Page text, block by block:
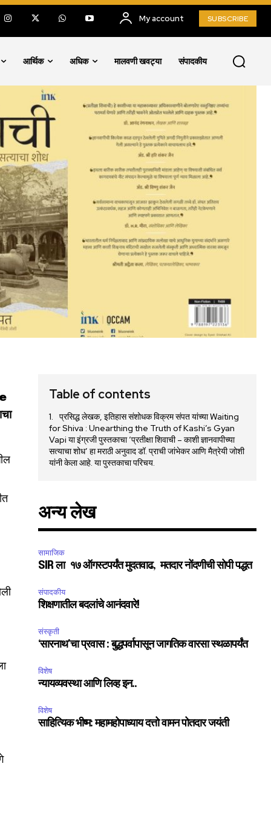
My account SUBSCRIBE
आर्थिक अधिक मालवणी खवट्या संपादकीय
Table of contents
प्रसिद्ध लेखक, इतिहास संशोधक विक्रम संपत यांच्या Waiting
for Shiva : Unearthing the Truth of Kashi’s Gyan
Vapi या इंग्रजी पुस्तकाचा ‘प्रतीक्षा शिवाची – काशी ज्ञानवापीच्या
सत्याचा शोध’ हा मराठी अनुवाद डॉ. प्राची जांभेकर आणि मैत्रेयी जोशी
यांनी केला आहे. या पुस्तकाचा परिचय.
अन्य लेख
सामाजिक
SIR ला १७ ऑगस्टपर्यंत मुदतवाढ, मतदार नोंदणीची सोपी पद्धत
संपादकीय
शिक्षणातील बदलांचे आनंदवारे!
संस्कृती
‘सारनाथ’चा प्रवास : बुद्धपर्वापासून जागतिक वारसा स्थळापर्यंत
विशेष
न्यायव्यवस्था आणि लिव्ह इन..
विशेष
साहित्यिक भीष्म: महामहोपाध्याय दत्तो वामन पोतदार जयंती